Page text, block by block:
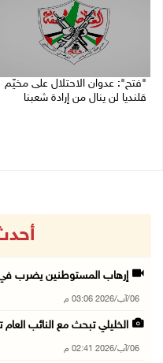
"فتح": عدوان الاحتلال على مخيّم
قلنديا لن ينال من إرادة شعبنا
إرهاب المستوطنين يضرب في
06/آب/2026 03:06 م
الخليلي تبحث مع النائب
06/آب/2026 02:41 م